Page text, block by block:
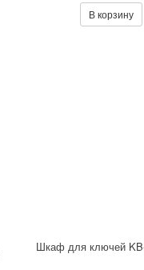
В корзину
Шкаф для ключей